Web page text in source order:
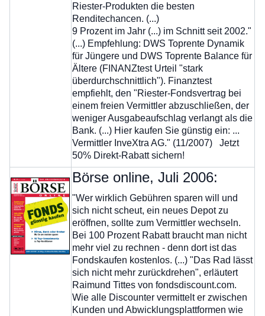
Riester-Produkten die besten
Renditechancen. (...)
9 Prozent im Jahr (...) im Schnitt seit 2002."
(...) Empfehlung: DWS Toprente Dynamik
für Jüngere und DWS Toprente Balance für
Ältere (FINANZtest Urteil "stark
überdurchschnittlich"). Finanztest
empfiehlt, den "Riester-Fondsvertrag bei
einem freien Vermittler abzuschließen, der
weniger Ausgabeaufschlag verlangt als die
Bank. (...) Hier kaufen Sie günstig ein: ...
Vermittler InveXtra AG." (11/2007) Jetzt
50% Direkt-Rabatt sichern!
Börse online, Juli 2006:
"Wer wirklich Gebühren sparen will und
sich nicht scheut, ein neues Depot zu
eröffnen, sollte zum Vermittler wechseln.
Bei 100 Prozent Rabatt braucht man nicht
mehr viel zu rechnen - denn dort ist das
Fondskaufen kostenlos. (...) "Das Rad lässt
sich nicht mehr zurückdrehen", erläutert
Raimund Tittes von fondsdiscount.com.
Wie alle Discounter vermittelt er zwischen
Kunden und Abwicklungsplattformen wie